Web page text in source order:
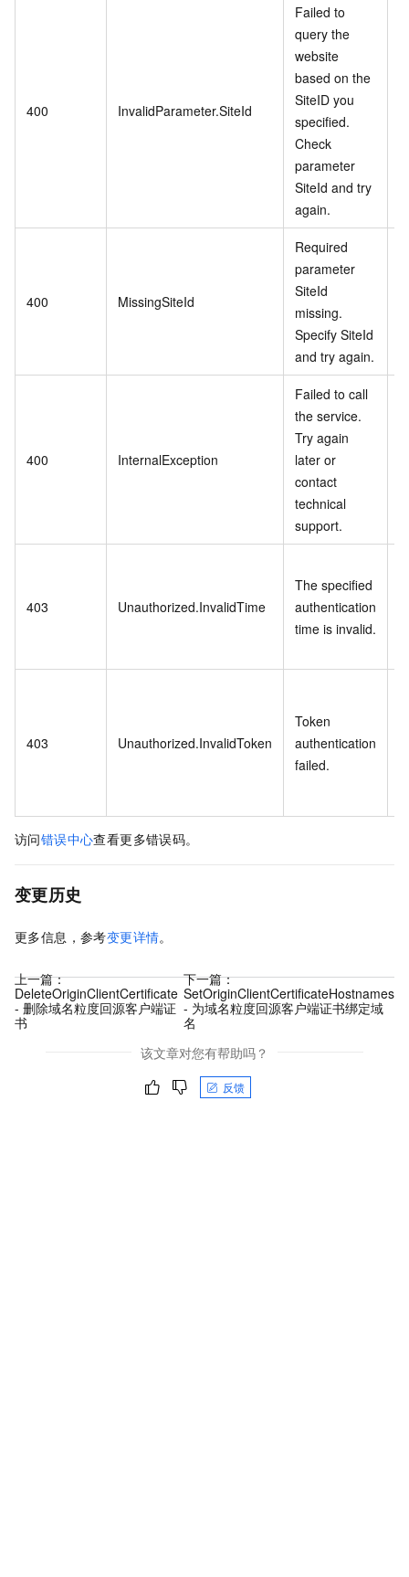
400 InvalidParameter.SiteId
Failed to
query the
website
based on the
SiteID you
specified.
Check
parameter
SiteId and try
again.
400 MissingSiteId
Required
parameter
SiteId
missing.
Specify SiteId
and try again.
400 InternalException
Failed to call
the service.
Try again
later or
contact
technical
support.
403 Unauthorized.InvalidTime
The specified
authentication
time is invalid.
403 Unauthorized.InvalidToken
Token
authentication
failed.
访问错误中心查看更多错误码。
变更历史
更多信息，参考变更详情。
上一篇：
DeleteOriginClientCertificate
- 删除域名粒度回源客户端证
书
下一篇：
SetOriginClientCertificateHostnames
- 为域名粒度回源客户端证书绑定域
名
该文章对您有帮助吗？
反馈